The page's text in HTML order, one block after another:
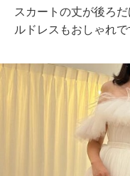
スカートの丈が後ろ
ルドレスもおしゃれで